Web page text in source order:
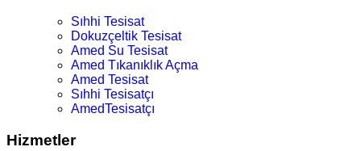
Sıhhi Tesisat
Dokuzçeltik Tesisat
Amed Su Tesisat
Amed Tıkanıklık Açma
Amed Tesisat
Sıhhi Tesisatçı
AmedTesisatçı
Hizmetler